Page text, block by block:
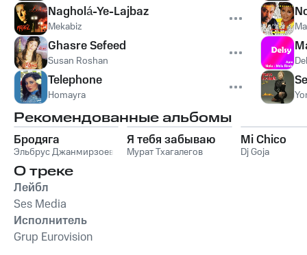
Nagholá-Ye-Lajbaz
Mekabiz
Ghasre Sefeed
Susan Roshan
Telephone
Homayra
Рекомендованные альбомы
Бродяга
Эльбрус Джанмирзоев
Я тебя забываю
Мурат Тхагалегов
Mi Chico
Dj Goja
О треке
Лейбл
Ses Media
Исполнитель
Grup Eurovision